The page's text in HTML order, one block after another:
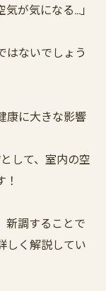
が気になる…」
はないでしょう
康に大きな影響
して、室内の空
新調することで
しく解説してい